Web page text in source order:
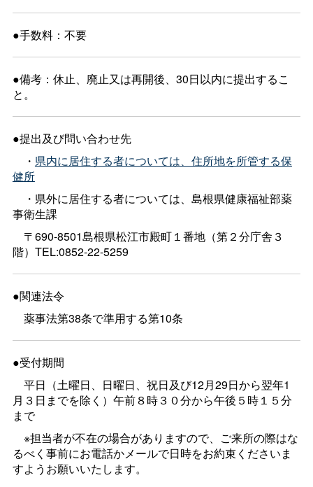
●手数料：不要
●備考：休止、廃止又は再開後、30日以内に提出するこ
と。
●提出及び問い合わせ先
・ 県内に居住する者については、住所地を所管する保
健所
・県外に居住する者については、島根県健康福祉部薬
事衛生課
〒690-8501島根県松江市殿町１番地（第２分庁舎３
階）TEL:0852-22-5259
●関連法令
薬事法第38条で準用する第10条
●受付期間
平日（土曜日、日曜日、祝日及び12月29日から翌年1
月３日までを除く）午前８時３０分から午後５時１５分
まで
※担当者が不在の場合がありますので、ご来所の際はな
るべく事前にお電話かメールで日時をお約束くださいま
すようお願いいたします。